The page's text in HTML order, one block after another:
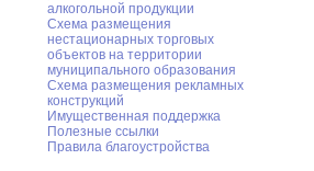
алкогольной продукции
Схема размещения
нестационарных торговых
объектов на территории
муниципального образования
Схема размещения рекламных
конструкций
Имущественная поддержка
Полезные ссылки
Правила благоустройства